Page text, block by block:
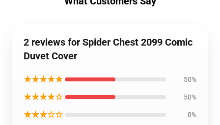
2 reviews for Spider Chest 2099 Comic
Duvet Cover
★★★★★ 50%
★★★★☆ 50%
★★★☆☆ 0%